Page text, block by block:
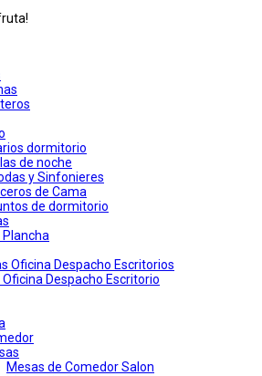
dormitorio
de noche
y Sinfonieres
de Cama
de dormitorio
Plancha
Oficina Despacho Escritorios
Oficina Despacho Escritorio
Mesas de Comedor Salon